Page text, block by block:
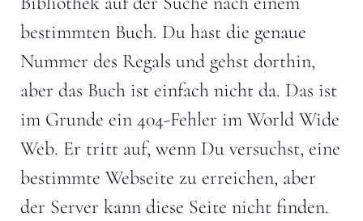
bestimmten Buch. Du hast die genaue
Nummer des Regals und gehst dorthin,
aber das Buch ist einfach nicht da. Das ist
im Grunde ein 404-Fehler im World Wide
Web. Er tritt auf, wenn Du versuchst, eine
bestimmte Webseite zu erreichen, aber
der Server kann diese Seite nicht finden.